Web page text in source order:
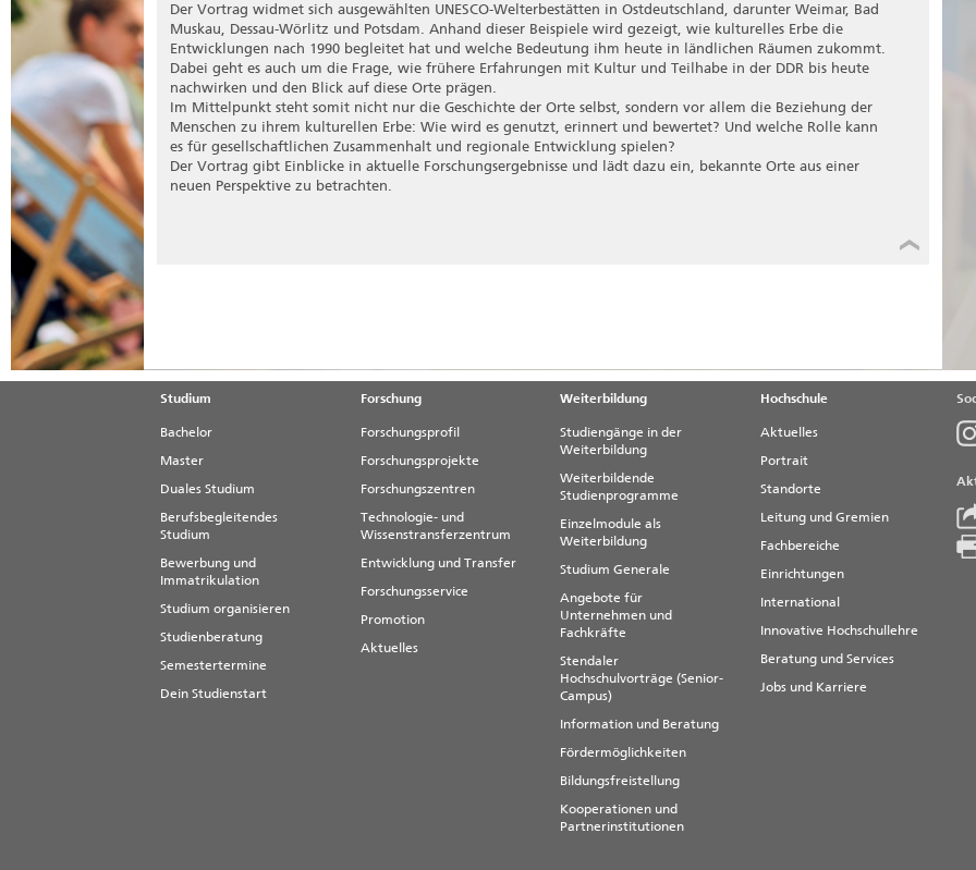
Der Vortrag widmet sich ausgewählten UNESCO-Welterbestätten in Ostdeutschland, darunter Weimar, Bad
Muskau, Dessau-Wörlitz und Potsdam. Anhand dieser Beispiele wird gezeigt, wie kulturelles Erbe die
Entwicklungen nach 1990 begleitet hat und welche Bedeutung ihm heute in ländlichen Räumen zukommt.
Dabei geht es auch um die Frage, wie frühere Erfahrungen mit Kultur und Teilhabe in der DDR bis heute
nachwirken und den Blick auf diese Orte prägen.
Im Mittelpunkt steht somit nicht nur die Geschichte der Orte selbst, sondern vor allem die Beziehung der
Menschen zu ihrem kulturellen Erbe: Wie wird es genutzt, erinnert und bewertet? Und welche Rolle kann
es für gesellschaftlichen Zusammenhalt und regionale Entwicklung spielen?
Der Vortrag gibt Einblicke in aktuelle Forschungsergebnisse und lädt dazu ein, bekannte Orte aus einer
neuen Perspektive zu betrachten.
Studium
Bachelor
Master
Duales Studium
Berufsbegleitendes
Studium
Bewerbung und
Immatrikulation
Studium organisieren
Studienberatung
Semestertermine
Dein Studienstart
Forschung
Forschungsprofil
Forschungsprojekte
Forschungszentren
Technologie- und
Wissenstransferzentrum
Entwicklung und Transfer
Forschungsservice
Promotion
Aktuelles
Weiterbildung
Studiengänge in der
Weiterbildung
Weiterbildende
Studienprogramme
Einzelmodule als
Weiterbildung
Studium Generale
Angebote für
Unternehmen und
Fachkräfte
Stendaler
Hochschulvorträge (Senior-
Campus)
Information und Beratung
Fördermöglichkeiten
Bildungsfreistellung
Kooperationen und
Partnerinstitutionen
Hochschule
Aktuelles
Portrait
Standorte
Leitung und Gremien
Fachbereiche
Einrichtungen
International
Innovative Hochschullehre
Beratung und Services
Jobs und Karriere